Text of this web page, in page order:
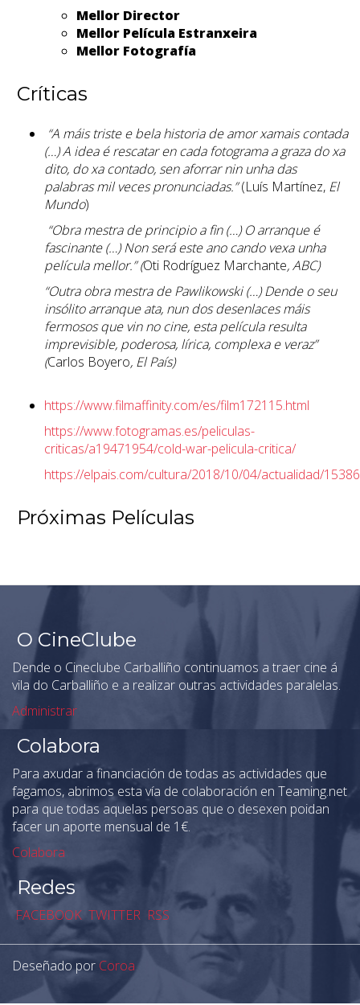
Mellor Director
Mellor Película Estranxeira
Mellor Fotografía
Críticas
“A máis triste e bela historia de amor xamais contada
(…) A idea é rescatar en cada fotograma a graza do xa
dito, do xa contado, sen aforrar nin unha das
palabras mil veces pronunciadas.”(Luís Martínez, El
Mundo)
“Obra mestra de principio a fin (…) O arranque é
fascinante (…) Non será este ano cando vexa unha
película mellor.” (Oti Rodríguez Marchante, ABC)
“Outra obra mestra de Pawlikowski (…) Dende o seu
insólito arranque ata, nun dos desenlaces máis
fermosos que vin no cine, esta película resulta
imprevisible, poderosa, lírica, complexa e veraz”
(Carlos Boyero, El País)
https://www.filmaffinity.com/es/film172115.html
https://www.fotogramas.es/peliculas-
criticas/a19471954/cold-war-pelicula-critica/
https://elpais.com/cultura/2018/10/04/actualidad/
Próximas Películas
O CineClube
Dende o Cineclube Carballiño continuamos a traer cine á
vila do Carballiño e a realizar outras actividades paralelas.
Administrar
Colabora
Para axudar a financiación de todas as actividades que
fagamos, abrimos esta vía de colaboración en Teaming.net
para que todas aquelas persoas que o desexen poidan
facer un aporte mensual de 1€.
Colabora
Redes
FACEBOOK TWITTER RSS
Deseñado por Coroa